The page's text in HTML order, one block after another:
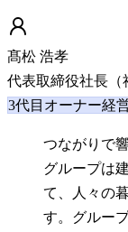
髙松 浩孝
代表取締役社長（
3代目オーナー経
つながりで
グループは
て、人々の
す。グルー